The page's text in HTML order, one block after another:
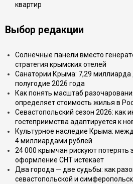
квартир
Выбор редакции
Солнечные панели вместо
стратегия крымских отелей
Санатории Крыма: 7,29 миллиарда
полугодие 2026 года
Как понять масштаб
определяет стоимость жилья в
Севастопольский сезон 2026: как
гостеприимства адаптируется к
Культурное наследие Крыма:
4 миллиардами рублей
24 000 крымчан рискуют
оформление СНТ истекает
Два города — две судьбы: как
севастопольской и